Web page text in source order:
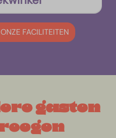
FACILITEITEN
gasten